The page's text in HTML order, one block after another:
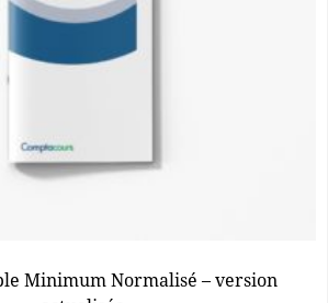
Minimum Normalisé – version